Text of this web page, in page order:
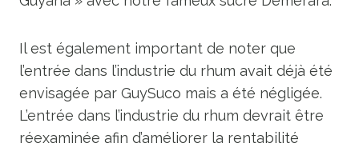
Il est également important de noter que
l’entrée dans l’industrie du rhum avait déjà été
envisagée par GuySuco mais a été négligée.
L’entrée dans l’industrie du rhum devrait être
réexaminée afin d’améliorer la rentabilité